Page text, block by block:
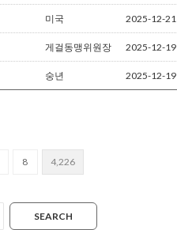
미국 2025-12-21
게걸동맹위원장 2025-12-19
숭년 2025-12-19
8 4,226